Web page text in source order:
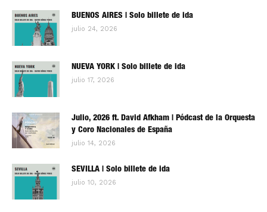
BUENOS AIRES | Solo billete de ida
julio 24, 2026
NUEVA YORK | Solo billete de ida
julio 17, 2026
Julio, 2026 ft. David Afkham | Pódcast de la Orquesta
y Coro Nacionales de España
julio 14, 2026
SEVILLA | Solo billete de ida
julio 10, 2026